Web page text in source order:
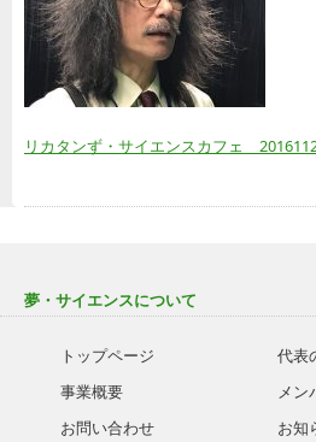
リカタンず・サイエンスカフェ
夢・サイエンスについて
トップページ
事業概要
お問い合わせ
代表
メン
お知